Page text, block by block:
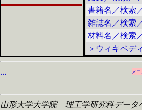
書籍名／検索
雑誌名／検索
材料名／検索
＞ウィキペデ
… メ
山形大学大学院 理工学研究科データ